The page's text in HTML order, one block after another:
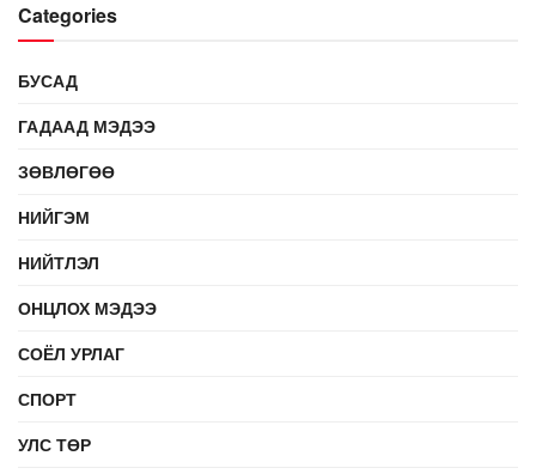
Categories
БУСАД
ГАДААД МЭДЭЭ
ЗӨВЛӨГӨӨ
НИЙГЭМ
НИЙТЛЭЛ
ОНЦЛОХ МЭДЭЭ
СОЁЛ УРЛАГ
СПОРТ
УЛС ТӨР